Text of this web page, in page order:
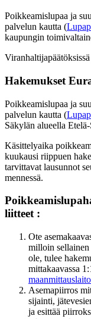
Poikkeamislupaa ja
palvelun kautta (
kaupungin
Hakemukset
Poikkeamislupaa ja
palvelun kautta (
Säkylän alueella
Käsittelyaika
kuukausi riippuen
tarvittavat lausunnot
mennessä.
liitteet :
Ote
milloin sellainen
ole, tulee
mittakaavassa
Asemapiirros
sijainti,
ja esittää